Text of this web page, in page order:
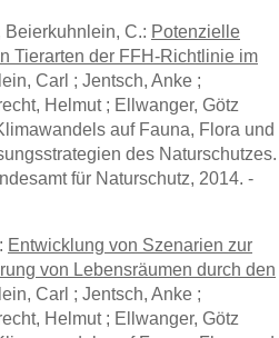
Beierkuhnlein, C.: Potenzielle
Tierarten der FFH-Richtlinie im
Carl ; Jentsch, Anke ;
Helmut ; Ellwanger, Götz
auf Fauna, Flora und
des Naturschutzes.
für Naturschutz, 2014. -
Entwicklung von Szenarien zur
von Lebensräumen durch den
Carl ; Jentsch, Anke ;
Helmut ; Ellwanger, Götz